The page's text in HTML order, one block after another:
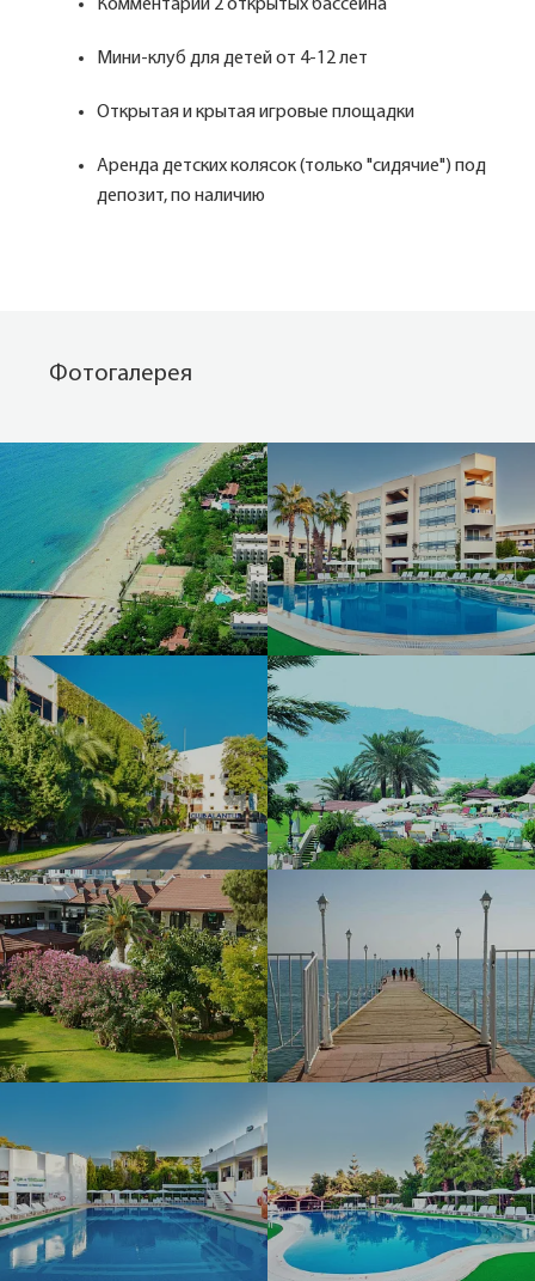
Комментарии 2 открытых бассейна
Мини-клуб для детей от 4-12 лет
Открытая и крытая игровые площадки
Аренда детских колясок (только "сидячие") под
депозит, по наличию
Фотогалерея